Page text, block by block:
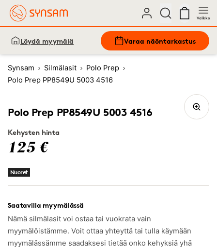
Valikko
Löydä myymälä Varaa näöntarkastus
Synsam Silmälasit
Polo Prep
Polo Prep PP8549U 5003 4516
Polo Prep PP8549U 5003 4516
Kehysten hinta
125 €
Nuoret
Saatavilla myymälässä
Nämä silmälasit voi ostaa tai vuokrata vain
myymälöistämme. Voit ottaa yhteyttä tai tulla käymään
myymälässämme saadaksesi tietää onko kehyksiä yhä